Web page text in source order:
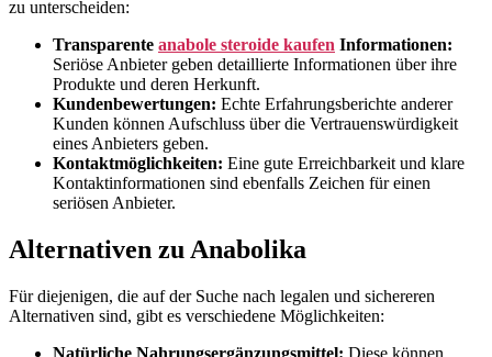
zu unterscheiden:
Transparente anabole steroide kaufen Informationen:
Seriöse Anbieter geben detaillierte Informationen über ihre
Produkte und deren Herkunft.
Kundenbewertungen: Echte Erfahrungsberichte anderer
Kunden können Aufschluss über die Vertrauenswürdigkeit
eines Anbieters geben.
Kontaktmöglichkeiten: Eine gute Erreichbarkeit und klare
Kontaktinformationen sind ebenfalls Zeichen für einen
seriösen Anbieter.
Alternativen zu Anabolika
Für diejenigen, die auf der Suche nach legalen und sichereren
Alternativen sind, gibt es verschiedene Möglichkeiten: